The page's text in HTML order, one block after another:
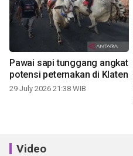
Pawai sapi tunggang angkat
potensi peternakan di Klaten
29 July 2026 21:38 WIB
Video